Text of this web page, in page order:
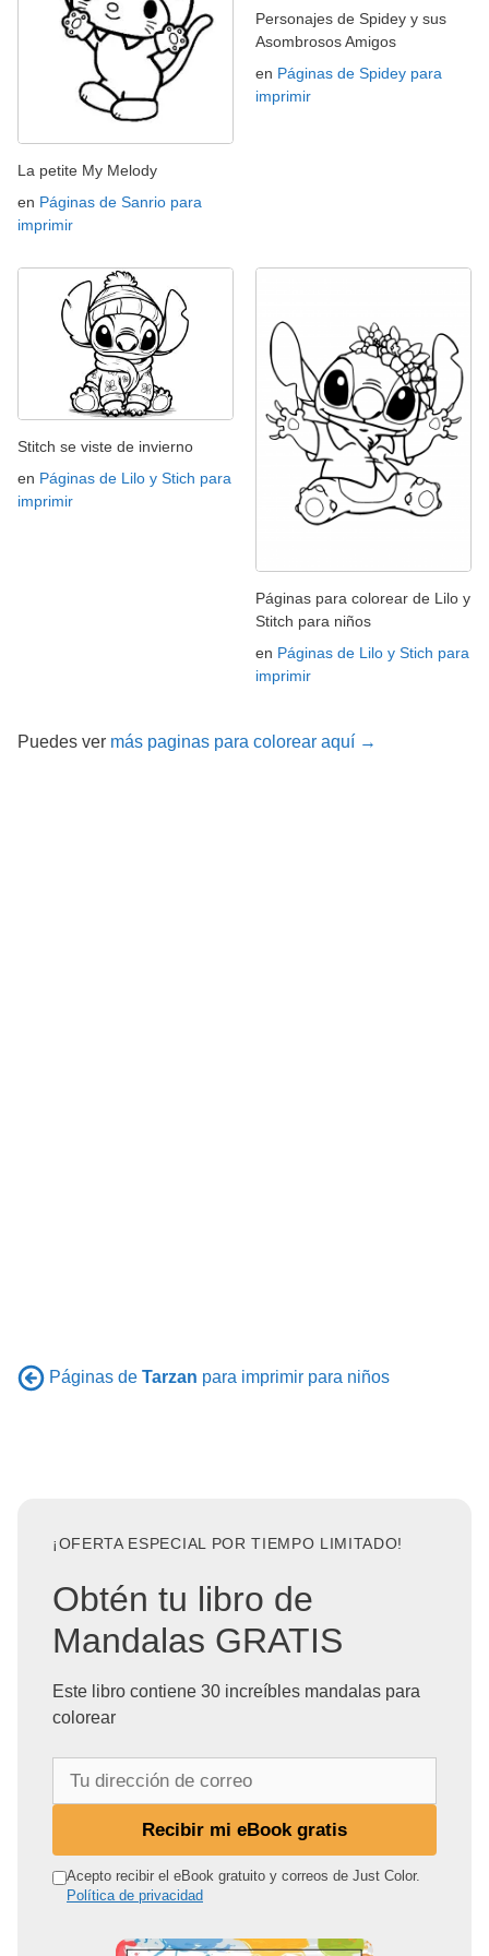
La petite My Melody
en Páginas de Sanrio para
imprimir
Personajes de Spidey y sus
Asombrosos Amigos
en Páginas de Spidey para
imprimir
Stitch se viste de invierno
en Páginas de Lilo y Stich para
imprimir
Páginas para colorear de Lilo y
Stitch para niños
en Páginas de Lilo y Stich para
imprimir
Puedes ver más paginas para colorear aquí →
Páginas de Tarzan para imprimir para niños
¡OFERTA ESPECIAL POR TIEMPO LIMITADO!
Obtén tu libro de
Mandalas GRATIS
Este libro contiene 30 increíbles mandalas para
colorear
r
Recibir mi eBook gratis
Acepto recibir el eBook gratuito y correos de Just Color.
Política de privacidad